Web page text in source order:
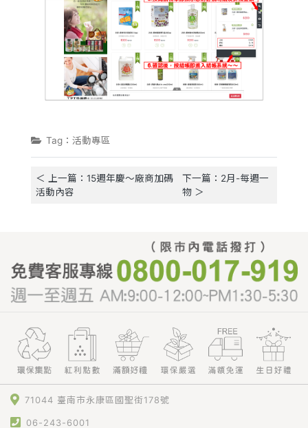
Tag：活動專區
＜ 上一篇：15週年慶～廠商加碼
活動內容
下一篇：2月-每週一
物 ＞
71044 臺南市永康區國聖街178號
06-243-6001